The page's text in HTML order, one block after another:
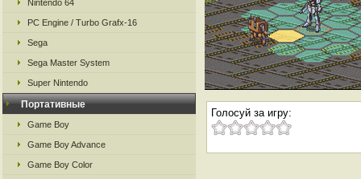
Nintendo 64
PC Engine / Turbo Grafx-16
Sega
Sega Master System
Super Nintendo
Портативные
Game Boy
Game Boy Advance
Game Boy Color
Голосуй за игру: